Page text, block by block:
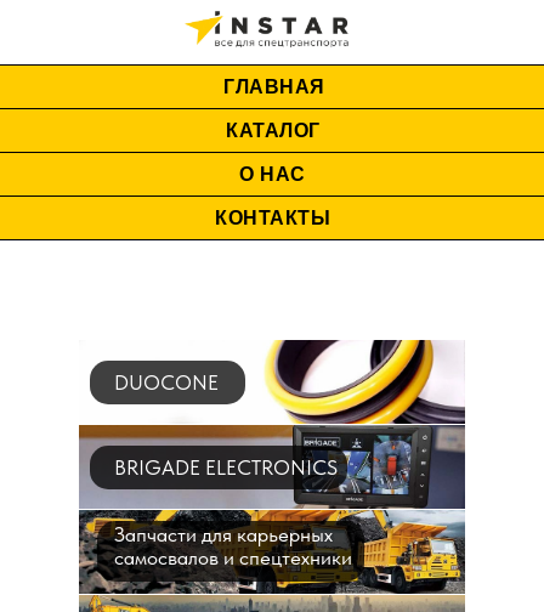
ГЛАВНАЯ
КАТАЛОГ
О НАС
КОНТАКТЫ
DUOCONE
BRIGADE ELECTRONICS
Запчасти для карьерных
самосвалов и спецтехники